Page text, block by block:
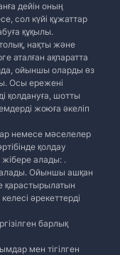
дейін оның
сол күйі құжаттар
құқылы.
нақты және
аталған ақпаратта
ойыншы оларды өз
Осы ережені
қолдануға, шотты
жоюға әкеліп
немесе мәселелер
қолдау
жібере алады: .
алады. Ойыншы ашқан
қарастырылатын
әрекеттерді
барлық
мен тігілген